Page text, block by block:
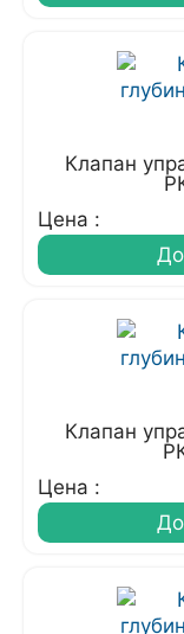
Клапан
Цена :
Клапан
Цена :